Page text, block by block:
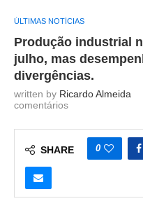
ÚLTIMAS NOTÍCIAS
Produção industrial
julho, mas
divergências.
written by Ricardo Almeida
comentários
SHARE 0